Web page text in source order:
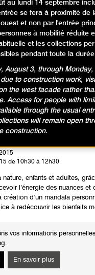
vos informations
.
En savoir plus
de 10h30 à 12h30
enfants et adultes,
l’énergie des nuances et
création d’un mandala
à redécouvrir les bienfaits
EN LECTURE LABIALE
au lundi 14 septembre
se fera à proximité de
et non par l'entrée
à mobilité réduite
et les collections
pendant toute la
August 3, through Monday,
to construction work,
the west facade rather
Access for people with
through the usual
will remain open
construction.